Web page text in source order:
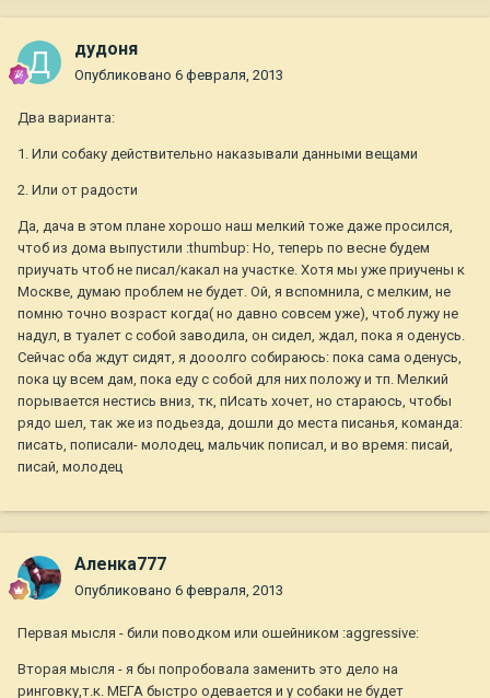
дудоня
Опубликовано 6 февраля, 2013
Два варианта:
1. Или собаку действительно наказывали данными вещами
2. Или от радости
Да, дача в этом плане хорошо наш мелкий тоже даже просился,
чтоб из дома выпустили :thumbup: Но, теперь по весне будем
приучать чтоб не писал/какал на участке. Хотя мы уже приучены к
Москве, думаю проблем не будет. Ой, я вспомнила, с мелким, не
помню точно возраст когда( но давно совсем уже), чтоб лужу не
надул, в туалет с собой заводила, он сидел, ждал, пока я оденусь.
Сейчас оба ждут сидят, я дооолго собираюсь: пока сама оденусь,
пока цу всем дам, пока еду с собой для них положу и тп. Мелкий
порывается нестись вниз, тк, пИсать хочет, но стараюсь, чтобы
рядо шел, так же из подьезда, дошли до места писанья, команда:
писать, пописали- молодец, мальчик пописал, и во время: писай,
писай, молодец
Аленка777
Опубликовано 6 февраля, 2013
Первая мысля - били поводком или ошейником :aggressive:
Вторая мысля - я бы попробовала заменить это дело на
ринговку,т.к. МЕГА быстро одевается и у собаки не будет